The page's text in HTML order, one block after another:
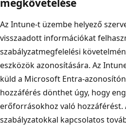
megkövetelése
Az Intune-t üzembe helyező
visszaadott információkat
szabályzatmegfelelési
eszközök azonosítására. Az
küld a Microsoft Entra-
hozzáférés dönthet úgy, hogy
erőforrásokhoz való hozzáférést.
szabályzatokkal kapcsolatos